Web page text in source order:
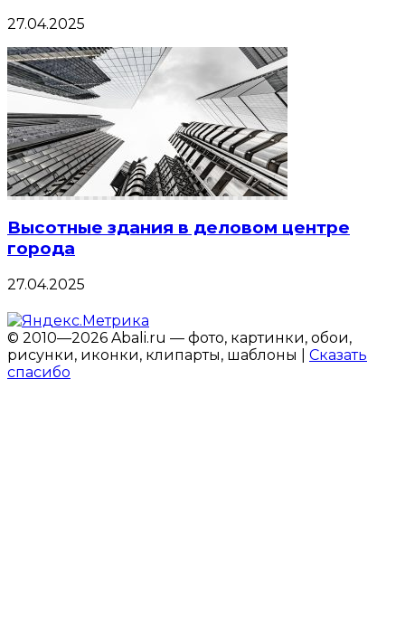
27.04.2025
Высотные здания в деловом центре
города
27.04.2025
© 2010—2026 Abali.ru — фото, картинки, обои,
рисунки, иконки, клипарты, шаблоны | Сказать
спасибо